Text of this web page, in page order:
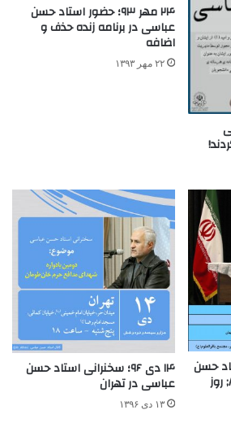
۲۴ مهر ۹۳؛ حضور استاد حسن
عباسی در برنامه زنده حذف و
اضافه
۲۲ مهر ۱۳۹۳
حسن
عباسی در اصفهان &#۸۲۱۱; روز
۱۴ دی ۹۶؛ سخنرانی استاد حسن
عباسی در تهران
۱۳ دی ۱۳۹۶